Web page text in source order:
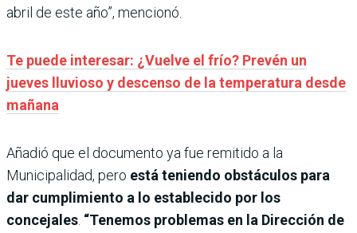
abril de este año”, mencionó.
Te puede interesar: ¿Vuelve el frío? Prevén un
jueves lluvioso y descenso de la temperatura desde
mañana
Añadió que el documento ya fue remitido a la
Municipalidad, pero está teniendo obstáculos para
dar cumplimiento a lo establecido por los
concejales. “Tenemos problemas en la Dirección de